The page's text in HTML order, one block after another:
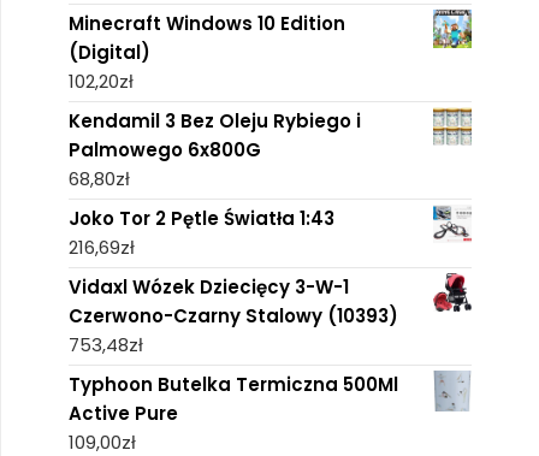
Minecraft Windows 10 Edition
(Digital)
102,20zł
Kendamil 3 Bez Oleju Rybiego i
Palmowego 6x800G
68,80zł
Joko Tor 2 Pętle Światła 1:43
216,69zł
Vidaxl Wózek Dziecięcy 3-W-1
Czerwono-Czarny Stalowy (10393)
753,48zł
Typhoon Butelka Termiczna 500Ml
Active Pure
109,00zł